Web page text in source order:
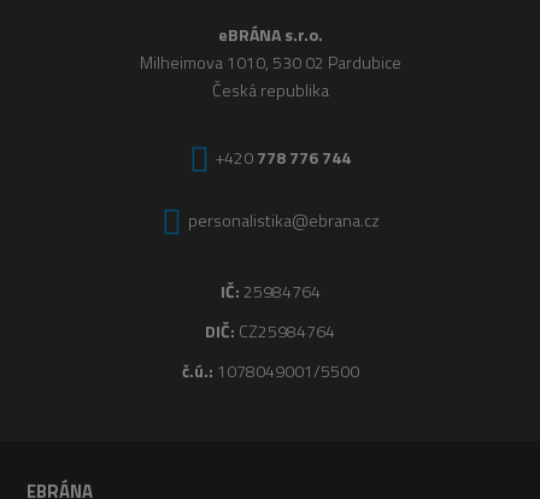
eBRÁNA s.r.o.
Milheimova 1010, 530 02 Pardubice
Česká republika
+420778 776 744
personalistika@ebrana.cz
IČ:25984764
DIČ: CZ25984764
č.ú.: 1078049001/5500
EBRÁNA